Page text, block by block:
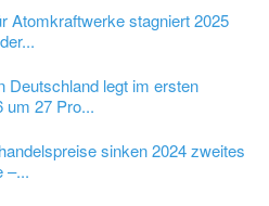
Atomkraftwerke stagniert 2025
Deutschland legt im ersten
um 27 Pro...
sinken 2024 zweites
–...